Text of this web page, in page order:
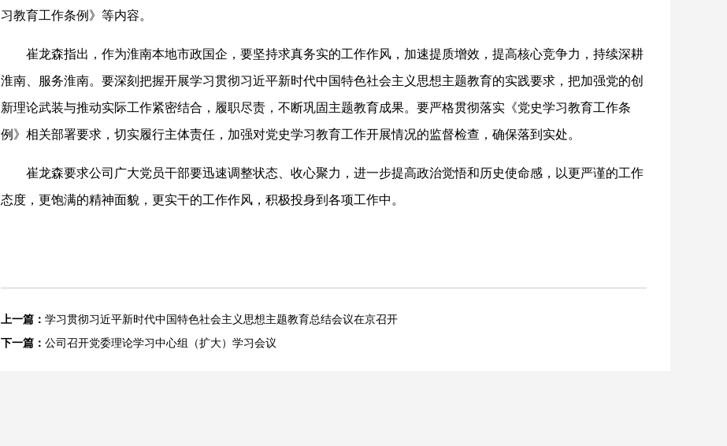
习教育工作条例》等内容。
崔龙森指出，作为淮南本地市政国企，要坚持求真务实的工作作风，加速提质增效，提高核心竞争力，持续深耕
淮南、服务淮南。要深刻把握开展学习贯彻习近平新时代中国特色社会主义思想主题教育的实践要求，把加强党的创
新理论武装与推动实际工作紧密结合，履职尽责，不断巩固主题教育成果。要严格贯彻落实《党史学习教育工作条
例》相关部署要求，切实履行主体责任，加强对党史学习教育工作开展情况的监督检查，确保落到实处。
崔龙森要求公司广大党员干部要迅速调整状态、收心聚力，进一步提高政治觉悟和历史使命感，以更严谨的工作
态度，更饱满的精神面貌，更实干的工作作风，积极投身到各项工作中。
上一篇： 学习贯彻习近平新时代中国特色社会主义思想主题教育总结会议在京召开
下一篇： 公司召开党委理论学习中心组（扩大）学习会议